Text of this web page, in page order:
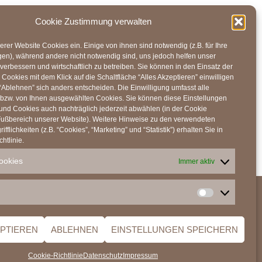
Cookie Zustimmung verwalten
Website Cookies ein. Einige von ihnen sind notwendig (z.B. für Ihre
während andere nicht notwendig sind, uns jedoch helfen unser
und wirtschaftlich zu betreiben. Sie können in den Einsatz der
mit dem Klick auf die Schaltfläche “Alles Akzeptieren” einwilligen
sich anders entscheiden. Die Einwilligung umfasst alle
von Ihnen ausgewählten Cookies. Sie können diese Einstellungen
Cookies auch nachträglich jederzeit abwählen (in der Cookie
unserer Website). Weitere Hinweise zu den verwendeten
(z.B. “Cookies”, “Marketing” und “Statistik”) erhalten Sie in
Immer aktiv
Marketing
ABLEHNEN EINSTELLUNGEN SPEICHERN
Cookie-Richtlinie Datenschutz Impressum
Datenschutz